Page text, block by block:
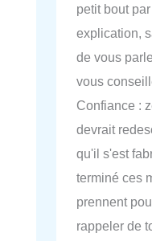
petit bout
explication,
de vous
vous
Confiance :
devrait
qu'il s'est
terminé ces
prennent
rappeler de